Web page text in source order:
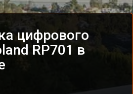
цифрового
RP701 в